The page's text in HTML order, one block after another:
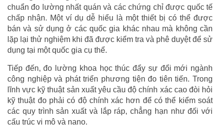
chuẩn đo lường nhất quán và các chứng chỉ được quốc tế
chấp nhận. Một ví dụ dễ hiểu là một thiết bị có thể được
bán và sử dụng ở các quốc gia khác nhau mà không cần
lặp lại thử nghiệm khi đã được kiểm tra và phê duyệt để sử
dụng tại một quốc gia cụ thể.
Tiếp đến, đo lường khoa học thúc đẩy sự đổi mới ngành
công nghiệp và phát triển phương tiện đo tiên tiến. Trong
lĩnh vực kỹ thuật sản xuất yêu cầu độ chính xác cao đòi hỏi
kỹ thuật đo phải có độ chính xác hơn để có thể kiểm soát
các quy trình sản xuất và lắp ráp, chẳng hạn như đối với
cấu trúc vi mô và nano.